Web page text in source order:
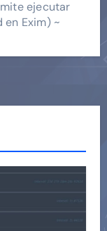
ejecutar
en Exim) ~